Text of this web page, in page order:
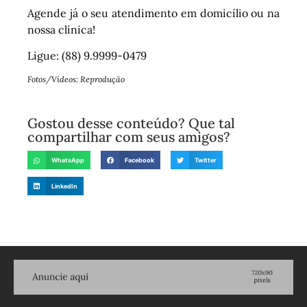
Agende já o seu atendimento em domicílio ou na
nossa clínica!
Ligue: (88) 9.9999-0479
Fotos/Vídeos: Reprodução
Gostou desse conteúdo? Que tal
compartilhar com seus amigos?
WhatsApp Facebook Twitter
LinkedIn